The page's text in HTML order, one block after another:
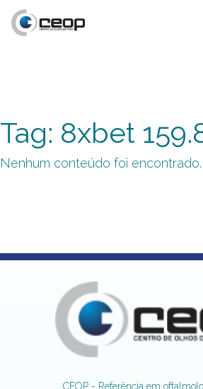
Tag: 8xbet
Nenhum conteúdo foi encontrado.
CEOP - Referência em